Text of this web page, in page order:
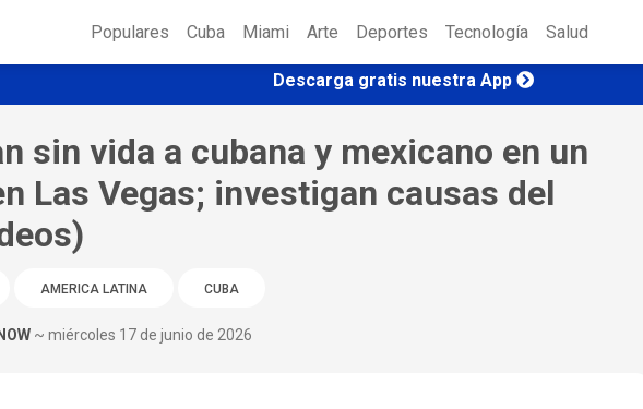
Populares Cuba Miami Arte Deportes Tecnología Salud
Descarga gratis nuestra App
sin vida a cubana y mexicano en un
Las Vegas; investigan causas del
AMERICA LATINA CUBA
~ miércoles 17 de junio de 2026